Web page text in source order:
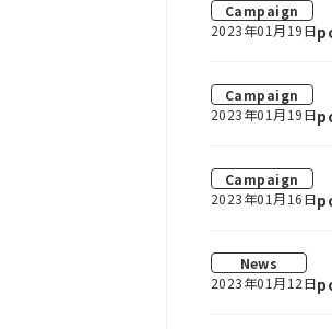
Campaign
2023年01月19日
Campaign
2023年01月19日
Campaign
2023年01月16日
News
2023年01月12日